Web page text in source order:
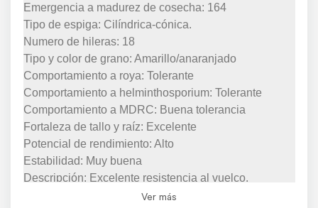
Emergencia a madurez de cosecha: 164
Tipo de espiga: Cilíndrica-cónica.
Numero de hileras: 18
Tipo y color de grano: Amarillo/anaranjado
Comportamiento a roya: Tolerante
Comportamiento a helminthosporium: Tolerante
Comportamiento a MDRC: Buena tolerancia
Fortaleza de tallo y raíz: Excelente
Potencial de rendimiento: Alto
Estabilidad: Muy buena
Descripción: Excelente resistencia al vuelco.
Estabilidad de rendimiento en diferentes ambientes.
Ver más